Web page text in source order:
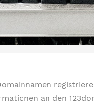
an den